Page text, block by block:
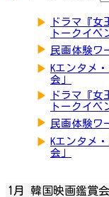
▶
ドラマ『
トークイベ
▶ 民画体験ワ
▶ Kエンタメ
会」
▶
ドラマ『
トークイベ
▶ 民画体験ワ
▶ Kエンタメ
会」
1月 韓国映画鑑賞